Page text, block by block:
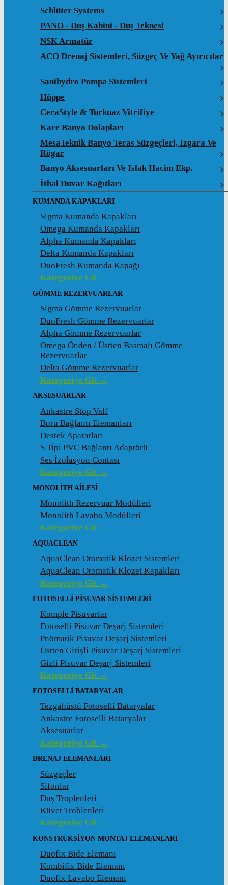
Schlüter Systems
PANO - Duş Kabini - Duş Teknesi
NSK Armatür
ACO Drenaj Sistemleri, Süzgeç Ve Yağ Ayırıcılar
Sanihydro Pompa Sistemleri
Hüppe
CeraStyle & Turkuaz Vitrifiye
Kare Banyo Dolapları
MesaTeknik Banyo Teras Süzgeçleri, Izgara Ve
Rögar
Banyo Aksesuarları Ve Islak Hacim Ekp.
İthal Duvar Kağıtları
KUMANDA KAPAKLARI
Sigma Kumanda Kapakları
Omega Kumanda Kapakları
Alpha Kumanda Kapakları
Delta Kumanda Kapakları
DuoFresh Kumanda Kapağı
Kategoriye Git →
GÖMME REZERVUARLAR
Sigma Gömme Rezervuarlar
DuoFresh Gömme Rezervuarlar
Alpha Gömme Rezervuarlar
Omega Önden / Üstten Basmalı Gömme
Rezervuarlar
Delta Gömme Rezervuarlar
Kategoriye Git →
AKSESUARLAR
Ankastre Stop Valf
Boru Bağlantı Elemanları
Destek Aparatları
S Tipi PVC Bağlantı Adaptörü
Ses İzolasyon Contası
Kategoriye Git →
MONOLITH AILESI
Monolith Rezervuar Modülleri
Monolith Lavabo Modülleri
Kategoriye Git →
AQUACLEAN
AquaClean Otomatik Klozet Sistemleri
AquaClean Otomatik Klozet Kapakları
Kategoriye Git →
FOTOSELLI PISUVAR SISTEMLERI
Komple Pisuvarlar
Fotoselli Pisuvar Deşarj Sistemleri
Pnömatik Pisuvar Deşarj Sistemleri
Üstten Girişli Pisuvar Deşarj Sistemleri
Gizli Pisuvar Deşarj Sistemleri
Kategoriye Git →
FOTOSELLI BATARYALAR
Tezgahüstü Fotoselli Bataryalar
Ankastre Fotoselli Bataryalar
Aksesuarlar
Kategoriye Git →
DRENAJ ELEMANLARI
Süzgeçler
Sifonlar
Duş Troplenleri
Küvet Troblenleri
Kategoriye Git →
KONSTRÜKSIYON MONTAJ ELEMANLARI
Duofix Bide Elemanı
Kombifix Bide Elemanı
Duofix Lavabo Elemanı